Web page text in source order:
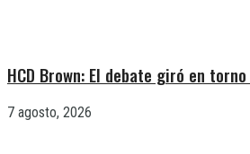
HCD Brown: El debate giró en
7 agosto, 2026